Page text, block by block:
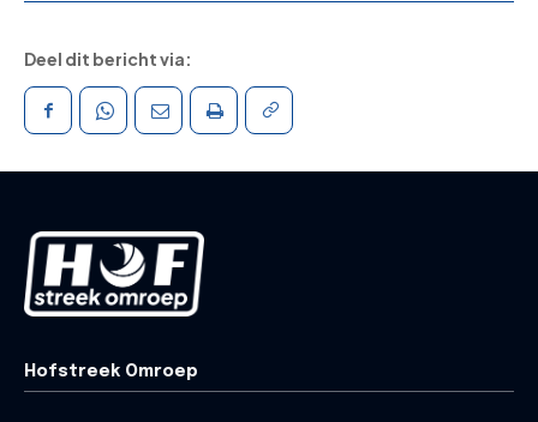
Deel dit bericht via:
Hofstreek Omroep